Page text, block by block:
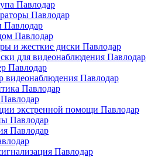
Павлодар
Павлодар
Павлодар
и жесткие диски Павлодар
для видеонаблюдения Павлодар
Павлодар
видеонаблюдения Павлодар
Павлодар
экстренной помощи Павлодар
Павлодар
Павлодар
Павлодар